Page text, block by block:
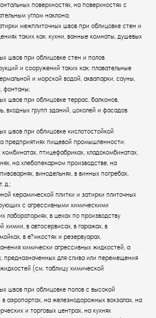
поверхностях, на поверхностях с
углом наклона;
межплиточных швов при облицовке стен и
таких как: кухни, ванные комнаты, душевых
швов при облицовке стен и полов
и сооружений таких как: плавательные
и морской водой, аквапарки, сауны,
фонтаны;
швов при облицовке террас, балконов,
входных групп зданий, цоколей и фасадов
швов при облицовке кислотостойкой
предприятиях пищевой промышленности:
птицефабриках, хладокомбинатах,
на хлебопекарном производстве, на
винодельнях, в винных погребах,
д.;
керамической плитки и затирки плиточных
с агрессивными химическими
лабораториях, в цехах по производству
в автосервисах, в гаражах, в
в е?мкостях и резервуарах,
химически агрессивных жидкостей, а
предназначенных для слива или перемещения
(см. таблицу химической
швов при облицовке полов с высокой
в аэропортах, на железнодорожных вокзалах, на
и торговых центрах, на кухнях